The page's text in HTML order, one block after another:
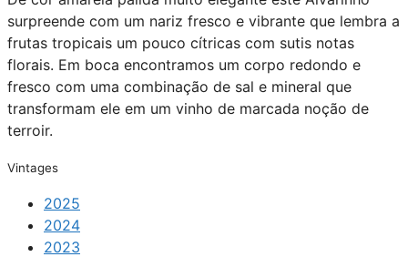
surpreende com um nariz fresco e vibrante que lembra a
frutas tropicais um pouco cítricas com sutis notas
florais. Em boca encontramos um corpo redondo e
fresco com uma combinação de sal e mineral que
transformam ele em um vinho de marcada noção de
terroir.
Vintages
2025
2024
2023